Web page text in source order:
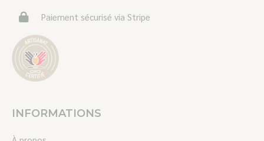
Paiement sécurisé via Stripe
INFORMATIONS